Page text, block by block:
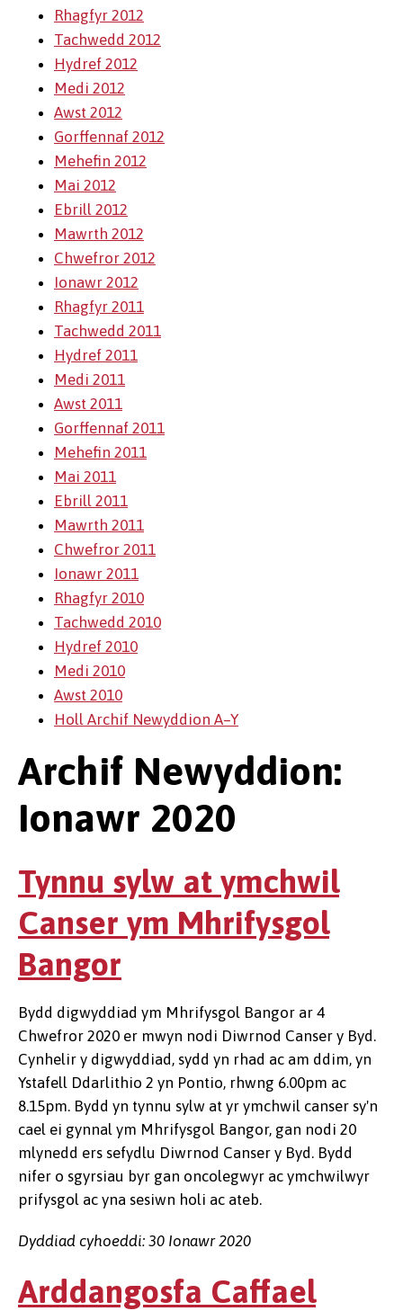
Rhagfyr 2012
Tachwedd 2012
Hydref 2012
Medi 2012
Awst 2012
Gorffennaf 2012
Mehefin 2012
Mai 2012
Ebrill 2012
Mawrth 2012
Chwefror 2012
Ionawr 2012
Rhagfyr 2011
Tachwedd 2011
Hydref 2011
Medi 2011
Awst 2011
Gorffennaf 2011
Mehefin 2011
Mai 2011
Ebrill 2011
Mawrth 2011
Chwefror 2011
Ionawr 2011
Rhagfyr 2010
Tachwedd 2010
Hydref 2010
Medi 2010
Awst 2010
Holl Archif Newyddion A–Y
Archif Newyddion:
Ionawr 2020
Tynnu sylw at ymchwil
Canser ym Mhrifysgol
Bangor
Bydd digwyddiad ym Mhrifysgol Bangor ar 4
Chwefror 2020 er mwyn nodi Diwrnod Canser y Byd.
Cynhelir y digwyddiad, sydd yn rhad ac am ddim, yn
Ystafell Ddarlithio 2 yn Pontio, rhwng 6.00pm ac
8.15pm. Bydd yn tynnu sylw at yr ymchwil canser sy'n
cael ei gynnal ym Mhrifysgol Bangor, gan nodi 20
mlynedd ers sefydlu Diwrnod Canser y Byd. Bydd
nifer o sgyrsiau byr gan oncolegwyr ac ymchwilwyr
prifysgol ac yna sesiwn holi ac ateb.
Dyddiad cyhoeddi: 30 Ionawr 2020
Arddangosfa Caffael